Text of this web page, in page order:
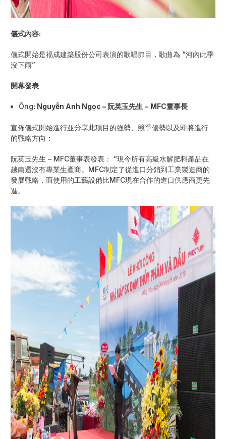
儀式內容:
儀式開始是福成建築股份公司表演的歌唱節目，歌曲為 “河內此季
沒下雨”
開幕發表
Ông: Nguyễn Anh Ngọc – 阮英玉先生 – MFC董事長
宣佈儀式開始進行並分享此項目的強勢、競爭優勢以及即將進行
的戰略方向：
阮英玉先生 – MFC董事表發表： “現今所有高級水解肥料產品在
越南還沒有專業生產商。MFC制定了從進口分銷到工業製造商的
發展戰略，而使用的工藝設備比MFC現在合作的進口供應商更先
進。